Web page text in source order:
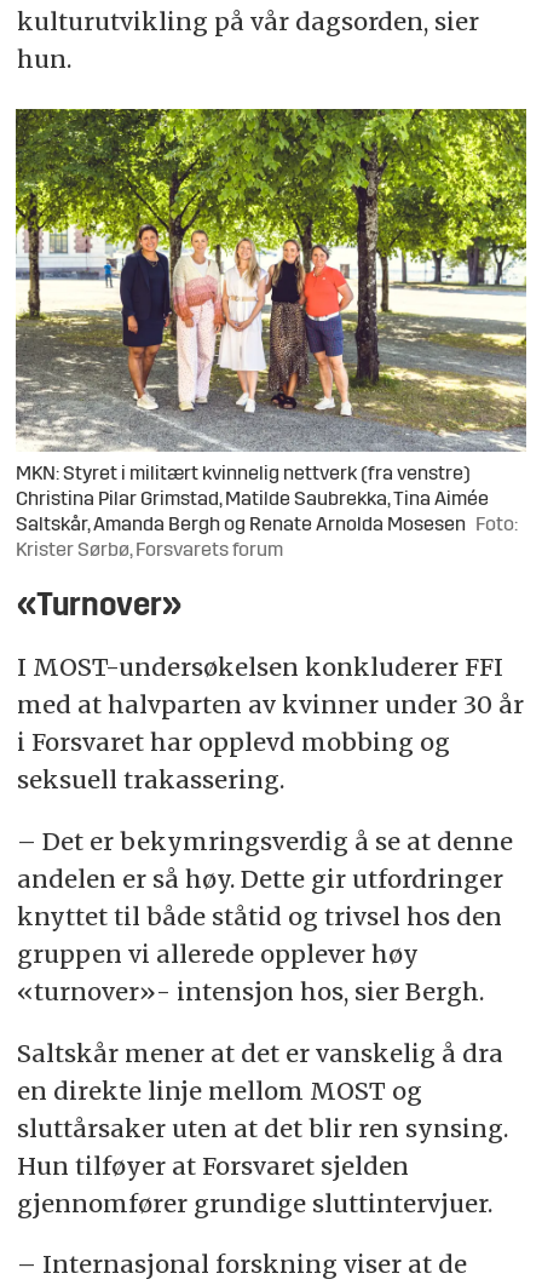
kulturutvikling på vår dagsorden, sier
hun.
MKN: Styret i militært kvinnelig nettverk (fra venstre)
Christina Pilar Grimstad, Matilde Saubrekka, Tina Aimée
Saltskår, Amanda Bergh og Renate Arnolda Mosesen
Foto:
Krister Sørbø, Forsvarets forum
«Turnover»
I MOST-undersøkelsen konkluderer FFI
med at halvparten av kvinner under 30 år
i Forsvaret har opplevd mobbing og
seksuell trakassering.
– Det er bekymringsverdig å se at denne
andelen er så høy. Dette gir utfordringer
knyttet til både ståtid og trivsel hos den
gruppen vi allerede opplever høy
«turnover»- intensjon hos, sier Bergh.
Saltskår mener at det er vanskelig å dra
en direkte linje mellom MOST og
sluttårsaker uten at det blir ren synsing.
Hun tilføyer at Forsvaret sjelden
gjennomfører grundige sluttintervjuer.
– Internasjonal forskning viser at de